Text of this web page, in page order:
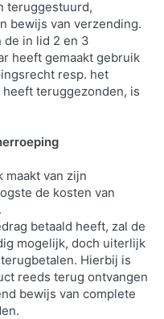
teruggestuurd,
bewijs van verzending.
in lid 2 en 3
heeft gemaakt gebruik
resp. het
teruggezonden, is
van zijn
de kosten van
betaald heeft, zal de
mogelijk, doch uiterlijk
Hierbij is
reeds terug ontvangen
bewijs van complete